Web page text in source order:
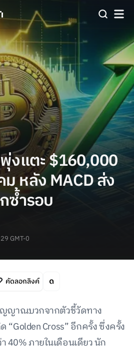
งแตะ $160,000
หลัง MACD ส่ง
ำรอบ
GMT-0
คัดลอกลิงค์
ญาณบวกจากตัวชี้วัดทาง
“Golden Cross” อีกครั้ง ซึ่งครั้ง
40% ภายในเดือนเดียว นัก